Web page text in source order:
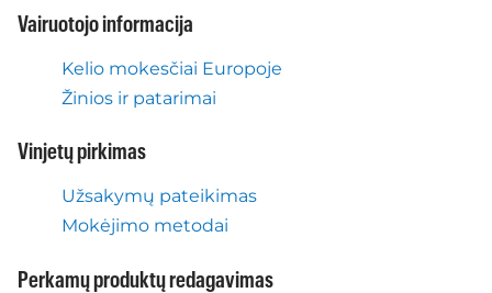
Vairuotojo informacija
Kelio mokesčiai Europoje
Žinios ir patarimai
Vinjetų pirkimas
Užsakymų pateikimas
Mokėjimo metodai
Perkamų produktų redagavimas